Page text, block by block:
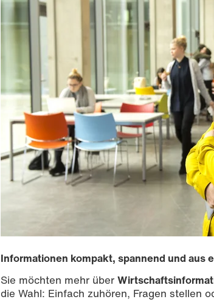
Informationen kompakt, spannend und aus
Sie möchten mehr über
die Wahl: Einfach zuhören, Fragen stellen